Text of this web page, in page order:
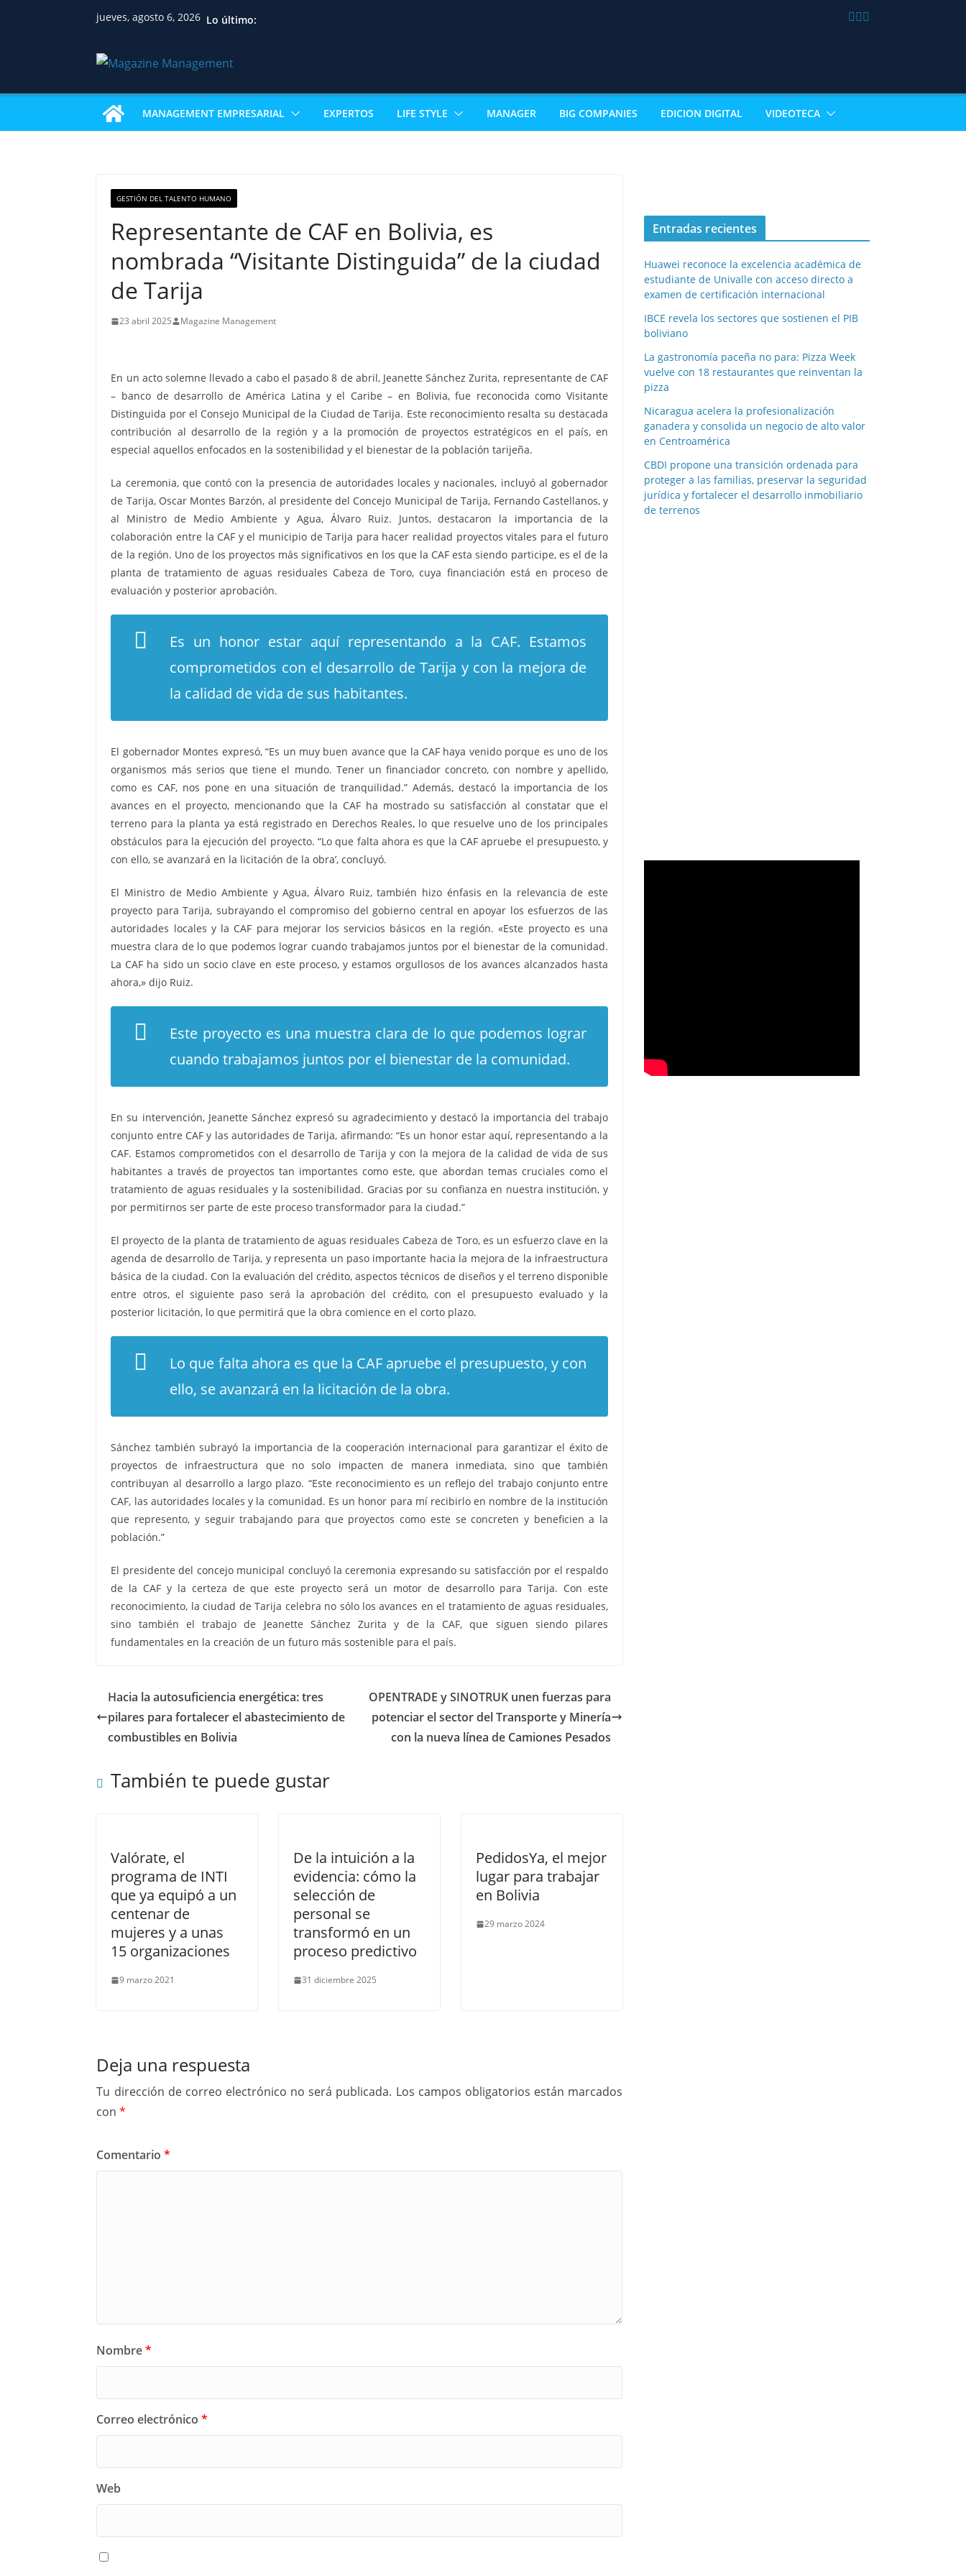
jueves, agosto 6, 2026 Lo último:
MANAGEMENT EMPRESARIAL EXPERTOS LIFE STYLE MANAGER BIG COMPANIES EDICION DIGITAL VIDEOTECA
GESTIÓN DEL TALENTO HUMANO
Representante de CAF en Bolivia, es
nombrada “Visitante Distinguida” de la ciudad
de Tarija
23 abril 2025 Magazine Management
En un acto solemne llevado a cabo el pasado 8 de abril, Jeanette Sánchez Zurita, representante de CAF
– banco de desarrollo de América Latina y el Caribe – en Bolivia, fue reconocida como Visitante
Distinguida por el Consejo Municipal de la Ciudad de Tarija. Este reconocimiento resalta su destacada
contribución al desarrollo de la región y a la promoción de proyectos estratégicos en el país, en
especial aquellos enfocados en la sostenibilidad y el bienestar de la población tarijeña.
La ceremonia, que contó con la presencia de autoridades locales y nacionales, incluyó al gobernador
de Tarija, Oscar Montes Barzón, al presidente del Concejo Municipal de Tarija, Fernando Castellanos, y
al Ministro de Medio Ambiente y Agua, Álvaro Ruiz. Juntos, destacaron la importancia de la
colaboración entre la CAF y el municipio de Tarija para hacer realidad proyectos vitales para el futuro
de la región. Uno de los proyectos más significativos en los que la CAF esta siendo participe, es el de la
planta de tratamiento de aguas residuales Cabeza de Toro, cuya financiación está en proceso de
evaluación y posterior aprobación.
Es un honor estar aquí representando a la CAF. Estamos
comprometidos con el desarrollo de Tarija y con la mejora de
la calidad de vida de sus habitantes.
El gobernador Montes expresó, “Es un muy buen avance que la CAF haya venido porque es uno de los
organismos más serios que tiene el mundo. Tener un financiador concreto, con nombre y apellido,
como es CAF, nos pone en una situación de tranquilidad.” Además, destacó la importancia de los
avances en el proyecto, mencionando que la CAF ha mostrado su satisfacción al constatar que el
terreno para la planta ya está registrado en Derechos Reales, lo que resuelve uno de los principales
obstáculos para la ejecución del proyecto. “Lo que falta ahora es que la CAF apruebe el presupuesto, y
con ello, se avanzará en la licitación de la obra’, concluyó.
El Ministro de Medio Ambiente y Agua, Álvaro Ruiz, también hizo énfasis en la relevancia de este
proyecto para Tarija, subrayando el compromiso del gobierno central en apoyar los esfuerzos de las
autoridades locales y la CAF para mejorar los servicios básicos en la región. «Este proyecto es una
muestra clara de lo que podemos lograr cuando trabajamos juntos por el bienestar de la comunidad.
La CAF ha sido un socio clave en este proceso, y estamos orgullosos de los avances alcanzados hasta
ahora,» dijo Ruiz.
Este proyecto es una muestra clara de lo que podemos lograr
cuando trabajamos juntos por el bienestar de la comunidad.
En su intervención, Jeanette Sánchez expresó su agradecimiento y destacó la importancia del trabajo
conjunto entre CAF y las autoridades de Tarija, afirmando: “Es un honor estar aquí, representando a la
CAF. Estamos comprometidos con el desarrollo de Tarija y con la mejora de la calidad de vida de sus
habitantes a través de proyectos tan importantes como este, que abordan temas cruciales como el
tratamiento de aguas residuales y la sostenibilidad. Gracias por su confianza en nuestra institución, y
por permitirnos ser parte de este proceso transformador para la ciudad.”
El proyecto de la planta de tratamiento de aguas residuales Cabeza de Toro, es un esfuerzo clave en la
agenda de desarrollo de Tarija, y representa un paso importante hacia la mejora de la infraestructura
básica de la ciudad. Con la evaluación del crédito, aspectos técnicos de diseños y el terreno disponible
entre otros, el siguiente paso será la aprobación del crédito, con el presupuesto evaluado y la
posterior licitación, lo que permitirá que la obra comience en el corto plazo.
Lo que falta ahora es que la CAF apruebe el presupuesto, y con
ello, se avanzará en la licitación de la obra.
Sánchez también subrayó la importancia de la cooperación internacional para garantizar el éxito de
proyectos de infraestructura que no solo impacten de manera inmediata, sino que también
contribuyan al desarrollo a largo plazo. “Este reconocimiento es un reflejo del trabajo conjunto entre
CAF, las autoridades locales y la comunidad. Es un honor para mí recibirlo en nombre de la institución
que represento, y seguir trabajando para que proyectos como este se concreten y beneficien a la
población.”
El presidente del concejo municipal concluyó la ceremonia expresando su satisfacción por el respaldo
de la CAF y la certeza de que este proyecto será un motor de desarrollo para Tarija. Con este
reconocimiento, la ciudad de Tarija celebra no sólo los avances en el tratamiento de aguas residuales,
sino también el trabajo de Jeanette Sánchez Zurita y de la CAF, que siguen siendo pilares
fundamentales en la creación de un futuro más sostenible para el país.
Hacia la autosuficiencia energética: tres
pilares para fortalecer el abastecimiento de
combustibles en Bolivia
OPENTRADE y SINOTRUK unen fuerzas para
potenciar el sector del Transporte y Minería
con la nueva línea de Camiones Pesados
También te puede gustar
Valórate, el
programa de INTI
que ya equipó a un
centenar de
mujeres y a unas
15 organizaciones
9 marzo 2021
De la intuición a la
evidencia: cómo la
selección de
personal se
transformó en un
proceso predictivo
31 diciembre 2025
PedidosYa, el mejor
lugar para trabajar
en Bolivia
29 marzo 2024
Deja una respuesta
Tu dirección de correo electrónico no será publicada. Los campos obligatorios están marcados
con*
Comentario*
Nombre*
Correo electrónico*
Web
Entradas recientes
Huawei reconoce la excelencia académica de
estudiante de Univalle con acceso directo a
examen de certificación internacional
IBCE revela los sectores que sostienen el PIB
boliviano
La gastronomía paceña no para: Pizza Week
vuelve con 18 restaurantes que reinventan la
pizza
Nicaragua acelera la profesionalización
ganadera y consolida un negocio de alto valor
en Centroamérica
CBDI propone una transición ordenada para
proteger a las familias, preservar la seguridad
jurídica y fortalecer el desarrollo inmobiliario
de terrenos